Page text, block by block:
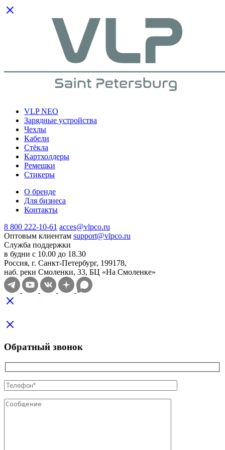
VLP NEO
Зарядные устройства
Чехлы
Кабели
Cтёкла
Картхолдеры
Ремешки
Стикеры
О бренде
Для бизнеса
Контакты
8 800 222-10-61 acces@vlpco.ru
Оптовым клиентам support@vlpco.ru
Служба поддержки
в будни с 10.00 до 18.30
Россия, г. Санкт-Петербург, 199178,
наб. реки Смоленки, 33, БЦ «На Смоленке»
Обратный звонок